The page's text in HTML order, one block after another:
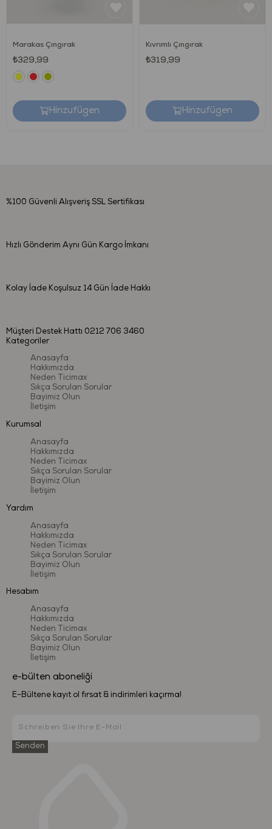
Marakas Çıngırak
₺329,99
Hinzufügen
Kıvrımlı Çıngırak
₺319,99
Hinzufügen
%100 Güvenli Alışveriş SSL Sertifikası
Hızlı Gönderim Aynı Gün Kargo İmkanı
Kolay İade Koşulsuz 14 Gün İade Hakkı
Müşteri Destek Hattı 0212 706 3460
Kategoriler
Anasayfa
Hakkımızda
Neden Ticimax
Sıkça Sorulan Sorular
Bayimiz Olun
İletişim
Kurumsal
Anasayfa
Hakkımızda
Neden Ticimax
Sıkça Sorulan Sorular
Bayimiz Olun
İletişim
Yardım
Anasayfa
Hakkımızda
Neden Ticimax
Sıkça Sorulan Sorular
Bayimiz Olun
İletişim
Hesabım
Anasayfa
Hakkımızda
Neden Ticimax
Sıkça Sorulan Sorular
Bayimiz Olun
İletişim
e-bülten aboneliği
E-Bültene kayıt ol fırsat & indirimleri kaçırma!
Senden